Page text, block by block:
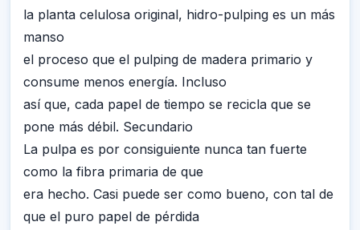
la planta celulosa original, hidro-pulping es un más
manso
el proceso que el pulping de madera primario y
consume menos energía. Incluso
así que, cada papel de tiempo se recicla que se
pone más débil. Secundario
La pulpa es por consiguiente nunca tan fuerte
como la fibra primaria de que
era hecho. Casi puede ser como bueno, con tal de
que el puro papel de pérdida